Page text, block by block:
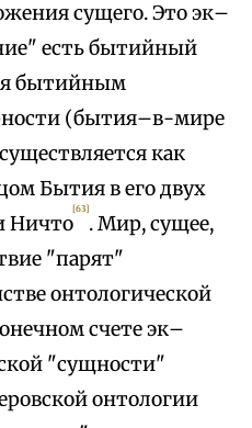
сущего. Это эк–
есть бытийный
бытийным
(бытия–в-мире
как
Бытия в его двух
Ничто
[63]
. Мир, сущее,
"парят"
онтологической
счете эк–
"сущности"
онтологии